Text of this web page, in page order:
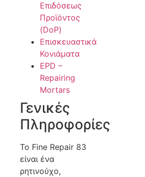
Επιδόσεως
Προϊόντος
(DoP)
Επισκευαστικά
Κονιάματα
EPD –
Repairing
Mortars
Γενικές
Πληροφορίες
Το Fine Repair 83
είναι ένα
ρητινούχο,